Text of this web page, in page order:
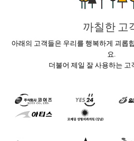
까칠한 고
아래의 고객들은 우리를 행복하게 괴롭
요.
더불어 제일 잘 사용하는 고